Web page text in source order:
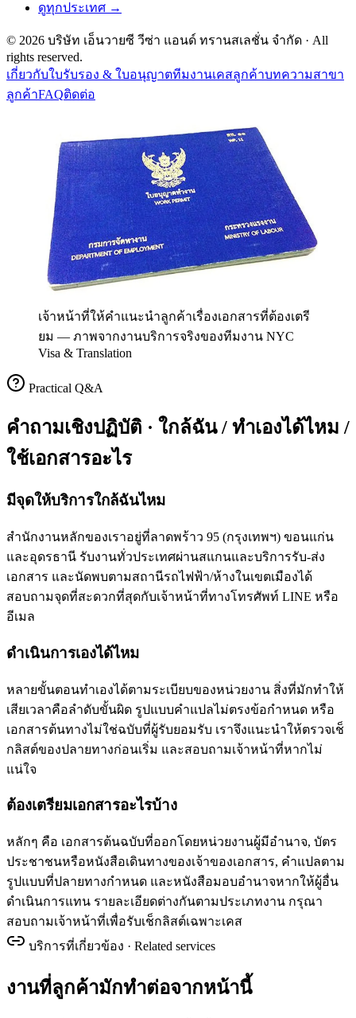
ดูทุกประเทศ →
© 2026 บริษัท เอ็นวายซี วีซ่า แอนด์ ทรานสเลชั่น จำกัด · All
rights reserved.
เกี่ยวกับใบรับรอง & ใบอนุญาตทีมงานเคสลูกค้าบทความสาขา
ลูกค้าFAQติดต่อ
เจ้าหน้าที่ให้คำแนะนำลูกค้าเรื่องเอกสารที่ต้องเตรี
ยม — ภาพจากงานบริการจริงของทีมงาน NYC
Visa & Translation
Practical Q&A
คำถามเชิงปฏิบัติ · ใกล้ฉัน / ทำเองได้ไหม /
ใช้เอกสารอะไร
มีจุดให้บริการใกล้ฉันไหม
สำนักงานหลักของเราอยู่ที่ลาดพร้าว 95 (กรุงเทพฯ) ขอนแก่น
และอุดรธานี รับงานทั่วประเทศผ่านสแกนและบริการรับ-ส่ง
เอกสาร และนัดพบตามสถานีรถไฟฟ้า/ห้างในเขตเมืองได้
สอบถามจุดที่สะดวกที่สุดกับเจ้าหน้าที่ทางโทรศัพท์ LINE หรือ
อีเมล
ดำเนินการเองได้ไหม
หลายขั้นตอนทำเองได้ตามระเบียบของหน่วยงาน สิ่งที่มักทำให้
เสียเวลาคือลำดับขั้นผิด รูปแบบคำแปลไม่ตรงข้อกำหนด หรือ
เอกสารต้นทางไม่ใช่ฉบับที่ผู้รับยอมรับ เราจึงแนะนำให้ตรวจเช็
กลิสต์ของปลายทางก่อนเริ่ม และสอบถามเจ้าหน้าที่หากไม่
แน่ใจ
ต้องเตรียมเอกสารอะไรบ้าง
หลักๆ คือ เอกสารต้นฉบับที่ออกโดยหน่วยงานผู้มีอำนาจ, บัตร
ประชาชนหรือหนังสือเดินทางของเจ้าของเอกสาร, คำแปลตาม
รูปแบบที่ปลายทางกำหนด และหนังสือมอบอำนาจหากให้ผู้อื่น
ดำเนินการแทน รายละเอียดต่างกันตามประเภทงาน กรุณา
สอบถามเจ้าหน้าที่เพื่อรับเช็กลิสต์เฉพาะเคส
บริการที่เกี่ยวข้อง · Related services
งานที่ลูกค้ามักทำต่อจากหน้านี้